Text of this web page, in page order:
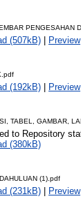
PENGESAHAN
(507kB) | Preview
(192kB) | Preview
TABEL, GAMBAR,
to Repository
(380kB)
(1).pdf
(231kB) | Preview